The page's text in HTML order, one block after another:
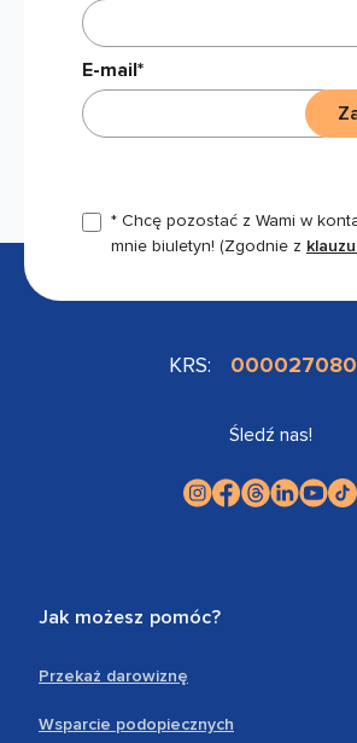
E-mail*
* Chcę pozostać z Wami w
mnie biuletyn! (Zgodnie z
KRS:
Śledź nas!
Jak możesz pomóc?
Przekaż darowiznę
Wsparcie podopiecznych